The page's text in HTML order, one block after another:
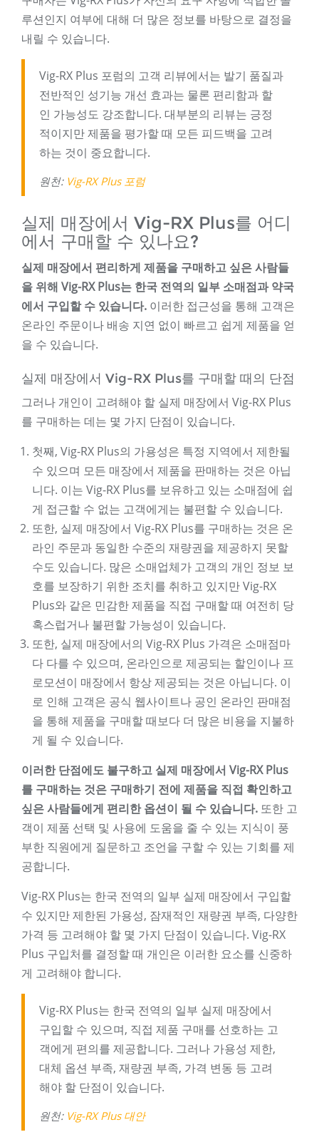
루션인지 여부에 대해 더 많은 정보를 바탕으로 결정을
내릴 수 있습니다.
Vig-RX Plus 포럼의 고객 리뷰에서는 발기 품질과
전반적인 성기능 개선 효과는 물론 편리함과 할
인 가능성도 강조합니다. 대부분의 리뷰는 긍정
적이지만 제품을 평가할 때 모든 피드백을 고려
하는 것이 중요합니다.
원천: Vig-RX Plus 포럼
실제 매장에서 Vig-RX Plus를 어디
에서 구매할 수 있나요?
실제 매장에서 편리하게 제품을 구매하고 싶은 사람들
을 위해 Vig-RX Plus는 한국 전역의 일부 소매점과 약국
에서 구입할 수 있습니다. 이러한 접근성을 통해 고객은
온라인 주문이나 배송 지연 없이 빠르고 쉽게 제품을 얻
을 수 있습니다.
실제 매장에서 Vig-RX Plus를 구매할 때의 단점
그러나 개인이 고려해야 할 실제 매장에서 Vig-RX Plus
를 구매하는 데는 몇 가지 단점이 있습니다.
첫째, Vig-RX Plus의 가용성은 특정 지역에서 제한될
수 있으며 모든 매장에서 제품을 판매하는 것은 아닙
니다. 이는 Vig-RX Plus를 보유하고 있는 소매점에 쉽
게 접근할 수 없는 고객에게는 불편할 수 있습니다.
또한, 실제 매장에서 Vig-RX Plus를 구매하는 것은 온
라인 주문과 동일한 수준의 재량권을 제공하지 못할
수도 있습니다. 많은 소매업체가 고객의 개인 정보 보
호를 보장하기 위한 조치를 취하고 있지만 Vig-RX
Plus와 같은 민감한 제품을 직접 구매할 때 여전히 당
혹스럽거나 불편할 가능성이 있습니다.
또한, 실제 매장에서의 Vig-RX Plus 가격은 소매점마
다 다를 수 있으며, 온라인으로 제공되는 할인이나 프
로모션이 매장에서 항상 제공되는 것은 아닙니다. 이
로 인해 고객은 공식 웹사이트나 공인 온라인 판매점
을 통해 제품을 구매할 때보다 더 많은 비용을 지불하
게 될 수 있습니다.
이러한 단점에도 불구하고 실제 매장에서 Vig-RX Plus
를 구매하는 것은 구매하기 전에 제품을 직접 확인하고
싶은 사람들에게 편리한 옵션이 될 수 있습니다. 또한 고
객이 제품 선택 및 사용에 도움을 줄 수 있는 지식이 풍
부한 직원에게 질문하고 조언을 구할 수 있는 기회를 제
공합니다.
Vig-RX Plus는 한국 전역의 일부 실제 매장에서 구입할
수 있지만 제한된 가용성, 잠재적인 재량권 부족, 다양한
가격 등 고려해야 할 몇 가지 단점이 있습니다. Vig-RX
Plus 구입처를 결정할 때 개인은 이러한 요소를 신중하
게 고려해야 합니다.
Vig-RX Plus는 한국 전역의 일부 실제 매장에서
구입할 수 있으며, 직접 제품 구매를 선호하는 고
객에게 편의를 제공합니다. 그러나 가용성 제한,
대체 옵션 부족, 재량권 부족, 가격 변동 등 고려
해야 할 단점이 있습니다.
원천: Vig-RX Plus 대안